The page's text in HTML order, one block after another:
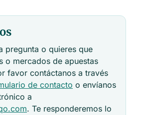
pregunta o quieres que
o mercados de apuestas
favor contáctanos a través
de contacto o envíanos
a
. Te responderemos lo